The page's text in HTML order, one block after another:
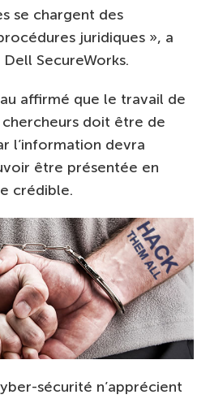
se chargent des
juridiques », a
SecureWorks.
affirmé que le travail de
doit être de
l’information devra
être présentée en
crédible.
sécurité n’apprécient